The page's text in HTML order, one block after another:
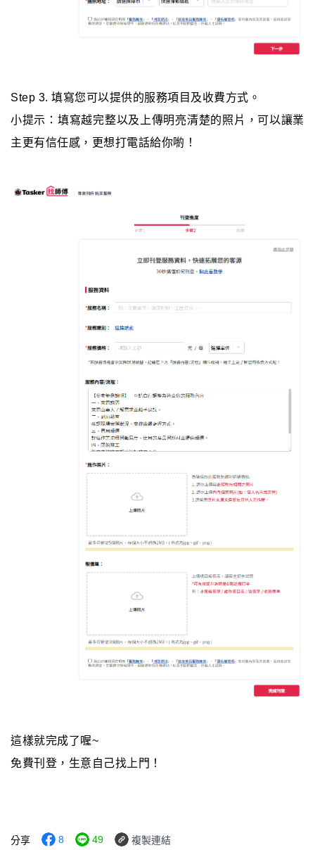
Step 3. 填寫您可以提供的服務項目及收費方式。
小提示：填寫越完整以及上傳明亮清楚的照片，可以讓業
主更有信任感，更想打電話給你喲！
這樣就完成了喔~
免費刊登，生意自己找上門！
分享 8 49 複製連結